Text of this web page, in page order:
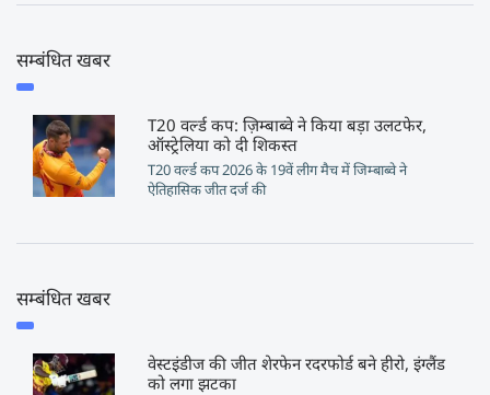
सम्बंधित खबर
T20 वर्ल्ड कप: ज़िम्बाब्वे ने किया बड़ा उलटफेर,
ऑस्ट्रेलिया को दी शिकस्त
T20 वर्ल्ड कप 2026 के 19वें लीग मैच में जिम्बाब्वे ने
ऐतिहासिक जीत दर्ज की
सम्बंधित खबर
वेस्टइंडीज की जीत शेरफेन रदरफोर्ड बने हीरो, इंग्लैंड
को लगा झटका